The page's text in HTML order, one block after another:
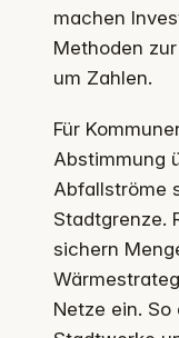
machen
Methoden
um Zahlen.
Für
Abstimmung
Abfallströme
Stadtgrenze.
sichern
Netze ein. So